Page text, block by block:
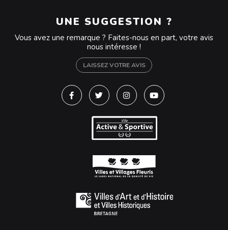
UNE SUGGESTION ?
Vous avez une remarque ? Faites-nous en part, votre avis
nous intéresse !
LAISSEZ VOTRE AVIS
Lien vers le compte Facebook
Lien vers le compte Twitter
Lien vers le compte
Lien vers la chaîne